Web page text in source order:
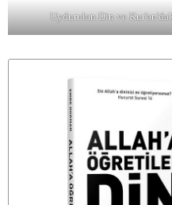
Uydurulan Din ve